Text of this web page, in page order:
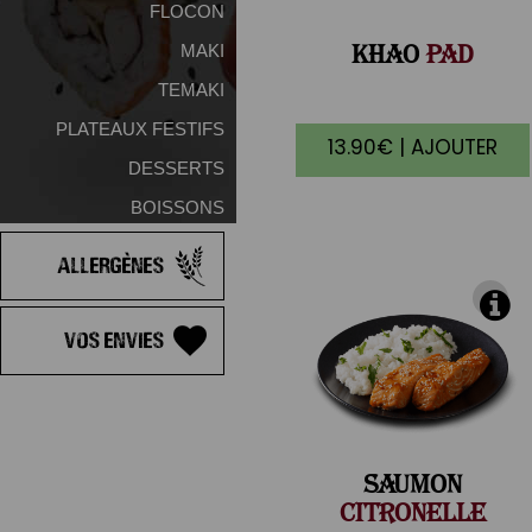
FLOCON
MAKI
TEMAKI
PLATEAUX FESTIFS
DESSERTS
BOISSONS
Allergènes
Vos Envies
KHAOPAD
13.90€ | AJOUTER
SAUMON
CITRONELLE